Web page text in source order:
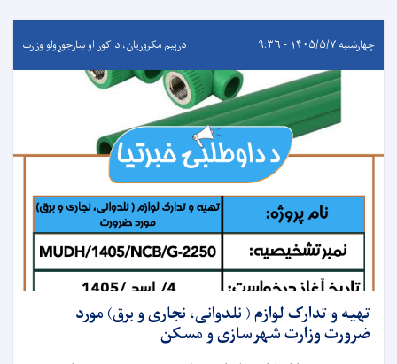
چهارشنبه ۱۴۰۵/۵/۷ - ۹:۳۶ درېيم مکروریان، د کور او ښارجوړولو وزارت
تهیه و تدارک لوازم ( نلدوانی، نجاری و برق) مورد
ضرورت وزارت شهرسازی و مسکن